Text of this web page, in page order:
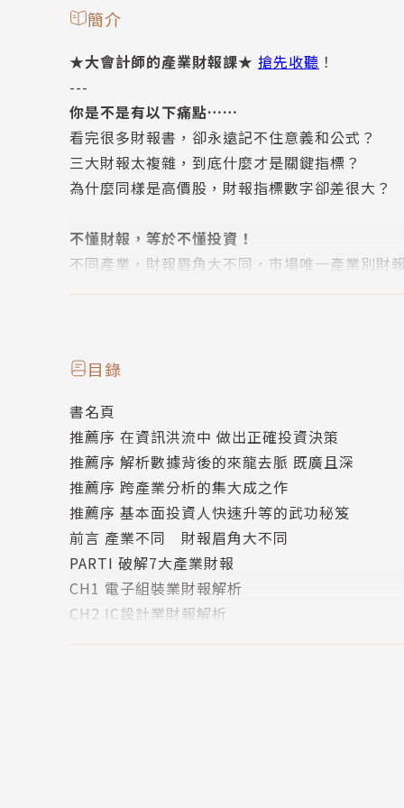
簡介
★大會計師的產業財報課★ 搶先收聽 ！
---
你是不是有以下痛點……
看完很多財報書，卻永遠記不住意義和公式？
三大財報太複雜，到底什麼才是關鍵指標？
為什麼同樣是高價股，財報指標數字卻差很大？
不懂財報，等於不懂投資！
不同產業，財報眉角大不同，市場唯一產業別財
給菜籃族、投資族、任何對財報有剛性需求者
7大產業財報╳ 8大QA透視財報密技
從獲利模式看7大焦點產業財報
電子組裝業：應收帳款及存貨金額為什麼高到嚇人
IC設計業：產品罩門看什麼指標？獲利變動大很正
實體通路業：應付款和推銷費用偏高，真的OK嗎？
連鎖餐飲業：新冠肺炎將如何改變流動比率標準？
生技醫療業：製藥廠存貨週轉200天，該擔心嗎？
目錄
書名頁
推薦序 在資訊洪流中 做出正確投資決策
推薦序 解析數據背後的來龍去脈 既廣且深
推薦序 跨產業分析的集大成之作
推薦序 基本面投資人快速升等的武功秘笈
前言 產業不同 財報眉角大不同
PARTI 破解7大產業財報
CH1 電子組裝業財報解析
CH2 IC設計業財報解析